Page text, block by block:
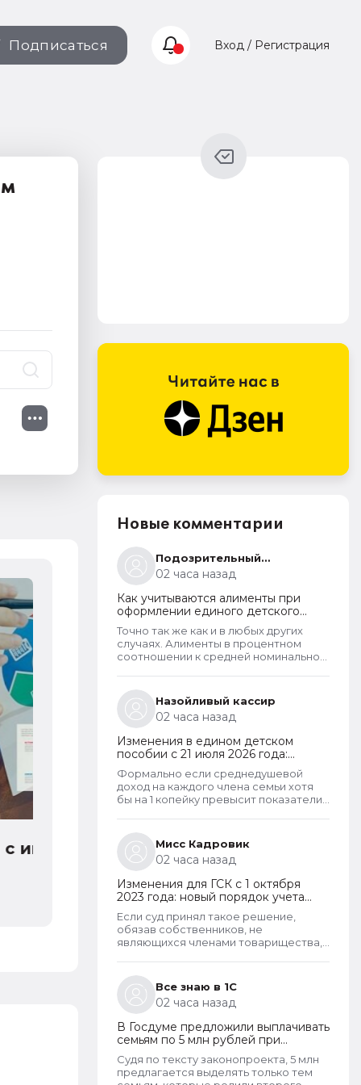
Подписаться Вход / Регистрация
Изменения в работе СЭДО СФР с
7 августа 2026
Новые комментарии
Подозрительный
консультант
02 часа назад
Как учитываются алименты при
оформлении единого детского
пособия в 2026 году
Точно так же как и в любых других
случаях. Алименты в процентном
соотношении к средней номинальной
не оформлены и разведенный
заявитель их не получает. Но долг по
алиментам может возникнуть только
тогда, когда алименты оформлены в
соответствии с судебным решением.
И если есть решение суда, то
алименты рассчитывают в
фактическом размере. То есть, в том
размере, который указан судом.
Назойливый кассир
02 часа назад
Изменения в едином детском
пособии с 21 июля 2026 года:
пересмотр правила нулевого
дохода и новый порядок
оформления пособий по месту
пребывания
Формально если среднедушевой
доход на каждого члена семьи хотя
бы на 1 копейку превысит показатели
достаточное основание для отказа в
пособии. Такое отказ, к сожалению,
оспорить уже не удастся.
Исключение из этого правила
сделано только для многодетных
семей. При незначительном
превышении доходов таким семьям
теперь не отказывают в выплате.
Мисс Кадровик
02 часа назад
Изменения для ГСК с 1 октября
2023 года: новый порядок учета
поступающих взносов, открытие
расчетных счетов и переход на
применение бухгалтерского ПО
Если суд принял такое решение,
обязав собственников, не
являющихся членами товарищества,
неправомерно и может быть
оспорено в вышестоящем суде. Но
скорее всего речь в споре шла не о
зарплате или не только о зарплате
председателя, но и об оплате его
услуг, которые он может оказывать
наряду со своей основной
деятельностью. Такие услуги и работы
Все знаю в 1С
02 часа назад
В Госдуме предложили выплачивать
семьям по 5 млн рублей при
рождении второго ребенка
Судя по тексту законопроекта, 5 млн
предлагается выделять только тем